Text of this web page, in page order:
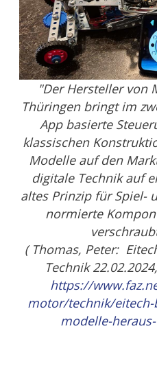
"Der Hersteller von
Thüringen bringt im
App basierte
klassischen
Modelle auf den
digitale Technik auf
altes Prinzip für Spiel-
normierte
( Thomas, Peter:
Technik
https://
motor/technik/
modelle-